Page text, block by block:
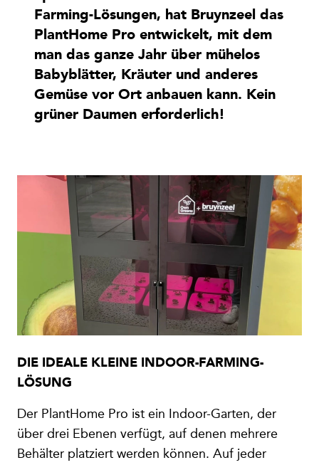
Farming-Lösungen, hat Bruynzeel das
PlantHome Pro entwickelt, mit dem
man das ganze Jahr über mühelos
Babyblätter, Kräuter und anderes
Gemüse vor Ort anbauen kann. Kein
grüner Daumen erforderlich!
DIE IDEALE KLEINE INDOOR-FARMING-
LÖSUNG
Der PlantHome Pro ist ein Indoor-Garten, der
über drei Ebenen verfügt, auf denen mehrere
Behälter platziert werden können. Auf jeder